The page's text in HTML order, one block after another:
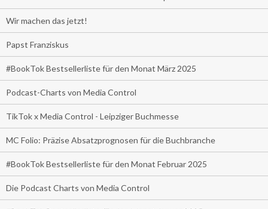
Wir machen das jetzt!
Papst Franziskus
#BookTok Bestsellerliste für den Monat März 2025
Podcast-Charts von Media Control
TikTok x Media Control - Leipziger Buchmesse
MC Folio: Präzise Absatzprognosen für die Buchbranche
#BookTok Bestsellerliste für den Monat Februar 2025
Die Podcast Charts von Media Control